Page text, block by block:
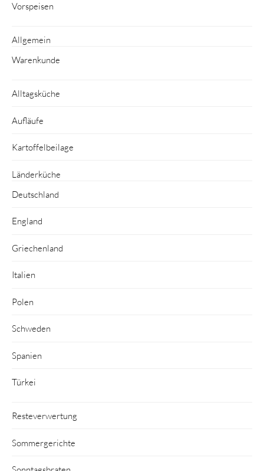
Vorspeisen
Allgemein
Warenkunde
Alltagsküche
Aufläufe
Kartoffelbeilage
Länderküche
Deutschland
England
Griechenland
Italien
Polen
Schweden
Spanien
Türkei
Resteverwertung
Sommergerichte